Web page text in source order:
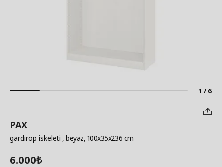
1 / 6
PAX
gardırop iskeleti , beyaz, 100x35x236 cm
6.000₺